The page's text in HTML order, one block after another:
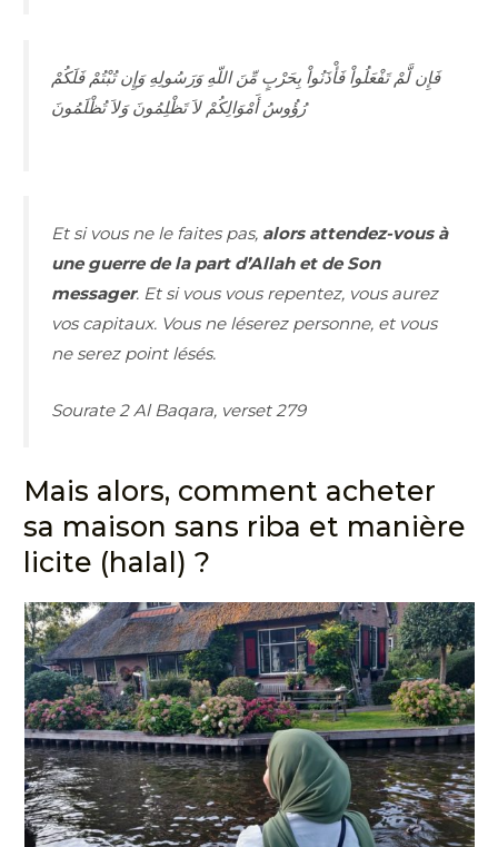
فَإِن لَّمْ تَفْعَلُواْ فَأْذَنُواْ بِحَرْبٍ مِّنَ اللّهِ وَرَسُولِهِ وَإِن تُبْتُمْ فَلَكُمْ
رُؤُوسُ أَمْوَالِكُمْ لاَ تَظْلِمُونَ وَلاَ تُظْلَمُونَ
Et si vous ne le faites pas, alors attendez-vous à
une guerre de la part d’Allah et de Son
messager. Et si vous vous repentez, vous aurez
vos capitaux. Vous ne léserez personne, et vous
ne serez point lésés.
Sourate 2 Al Baqara, verset 279
Mais alors, comment acheter
sa maison sans riba et manière
licite (halal) ?